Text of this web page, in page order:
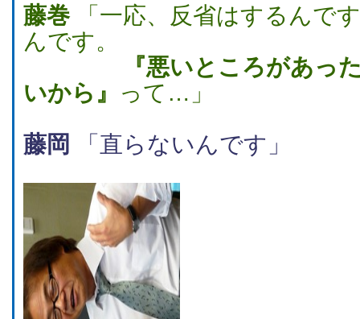
藤巻「一応、反省はするんで
んです。
『悪いところがあっ
いから』
って…」
藤岡
「直らないんです」